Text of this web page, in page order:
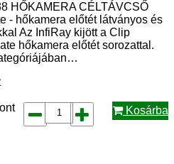
HŐKAMERA CÉLTÁVCSŐ
- hőkamera előtét látványos és
Az InfiRay kijött a Clip
hőkamera előtét sorozattal.
Kosárba